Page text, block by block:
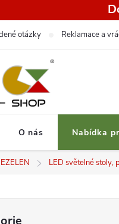
otázky Reklamace a
O nás Nabídka
LED světelné stoly,